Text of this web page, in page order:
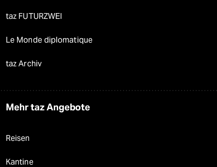
taz FUTURZWEI
Le Monde diplomatique
taz Archiv
Mehr taz Angebote
Reisen
Kantine